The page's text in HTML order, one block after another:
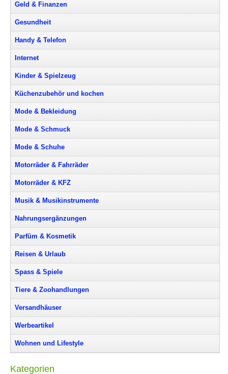
Geld & Finanzen
Gesundheit
Handy & Telefon
Internet
Kinder & Spielzeug
Küchenzubehör und kochen
Mode & Bekleidung
Mode & Schmuck
Mode & Schuhe
Motorräder & Fahrräder
Motorräder & KFZ
Musik & Musikinstrumente
Nahrungsergänzungen
Parfüm & Kosmetik
Reisen & Urlaub
Spass & Spiele
Tiere & Zoohandlungen
Versandhäuser
Werbeartikel
Wohnen und Lifestyle
Kategorien